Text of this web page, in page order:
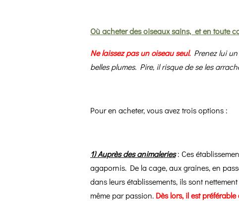
Où acheter des oiseaux sains, et en toute
Ne laissez pas un oiseau seul.Prenez lui un
belles plumes. Pire, il risque de se les
Pour en acheter, vous avez trois options :
1) Auprès des animaleries: Ces
agapornis. De la cage, aux graines, en
dans leurs établissements, ils sont
même par passion. Dès lors, il est